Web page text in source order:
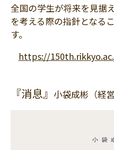
全国の学生が将来を見据
を考える際の指針となる
す。
https://
『消息』 小袋成彬（経